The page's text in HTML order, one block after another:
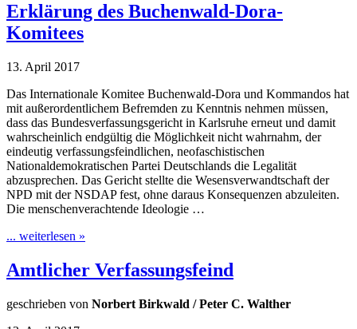
Erklärung des Buchenwald-Dora-
Komitees
13. April 2017
Das Internationale Komitee Buchenwald-Dora und Kommandos hat
mit außerordentlichem Befremden zu Kenntnis nehmen müssen,
dass das Bundesverfassungsgericht in Karlsruhe erneut und damit
wahrscheinlich endgültig die Möglichkeit nicht wahrnahm, der
eindeutig verfassungsfeindlichen, neofaschistischen
Nationaldemokratischen Partei Deutschlands die Legalität
abzusprechen. Das Gericht stellte die Wesensverwandtschaft der
NPD mit der NSDAP fest, ohne daraus Konsequenzen abzuleiten.
Die menschenverachtende Ideologie …
... weiterlesen »
Amtlicher Verfassungsfeind
geschrieben von Norbert Birkwald / Peter C. Walther